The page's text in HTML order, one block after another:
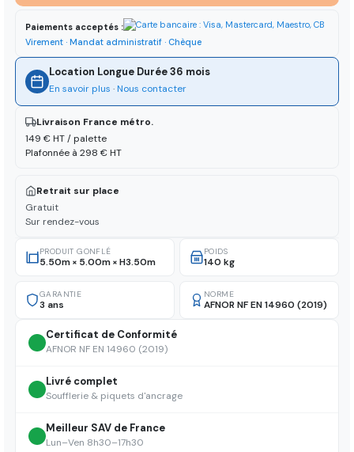
Paiements acceptés :
Virement · Mandat administratif · Chèque
Location Longue Durée 36 mois
En savoir plus · Nous contacter
Livraison France métro.
149 € HT / palette
Plafonnée à 298 € HT
Retrait sur place
Gratuit
Sur rendez-vous
PRODUIT GONFLÉ
5.50m × 5.00m × H3.50m
POIDS
140 kg
GARANTIE
3 ans
NORME
AFNOR NF EN 14960 (2019)
Certificat de Conformité
AFNOR NF EN 14960 (2019)
Livré complet
Soufflerie & piquets d'ancrage
Meilleur SAV de France
Lun–Ven 8h30–17h30